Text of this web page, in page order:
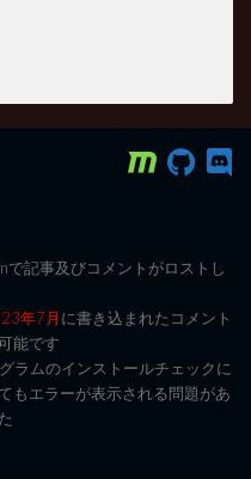
で記事及びコメントがロストし
年7月に書き込まれたコメント
能です
ラムのインストールチェックに
もエラーが表示される問題があ